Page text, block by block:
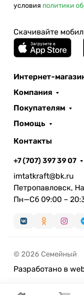
условия политики
Скачивайте
Интернет-
Компания
Покупателям
Помощь
Контакты
+7 (707) 397 39 07
imtatkraft@bk.ru
Петропавловск,
Пн—Сб 09:00 –
© 2026 Семейный
Разработано в